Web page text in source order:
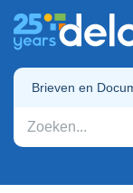
Brieven en